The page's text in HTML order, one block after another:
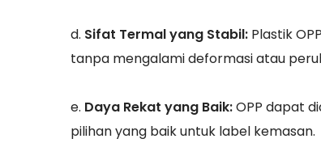
d. Sifat Termal yang Stabil: Plastik
tanpa mengalami deformasi atau
e. Daya Rekat yang Baik:OPP dapat
pilihan yang baik untuk label kemasan.